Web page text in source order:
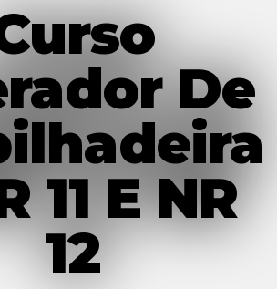
De
11 E NR
12